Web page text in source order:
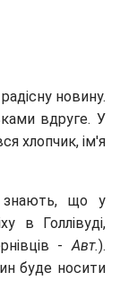
новину.
вдруге. У
хлопчик, ім'я
знають, що у
в Голлівуді,
-Авт.).
буде носити